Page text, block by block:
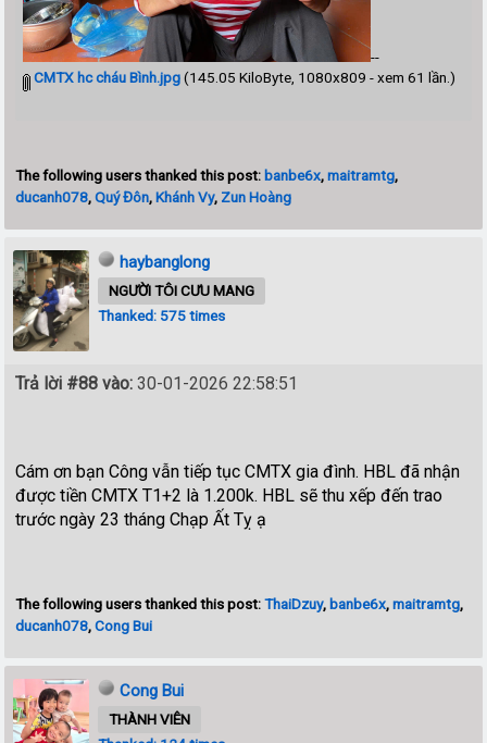
--
CMTX hc cháu Bình.jpg(145.05 KiloByte, 1080x809 - xem 61 lần.)
The following users thanked this post: banbe6x,maitramtg,
ducanh078,Quý Đôn,Khánh Vy, Zun Hoàng
haybanglong
NGƯỜI TÔI CƯU MANG
Thanked: 575 times
Trả lời #88 vào: 30-01-2026 22:58:51
Cám ơn bạn Công vẫn tiếp tục CMTX gia đình. HBL đã nhận
được tiền CMTX T1+2 là 1.200k. HBL sẽ thu xếp đến trao
trước ngày 23 tháng Chạp Ất Tỵ ạ
The following users thanked this post:ThaiDzuy, banbe6x,maitramtg,
ducanh078,Cong Bui
Cong Bui
THÀNH VIÊN